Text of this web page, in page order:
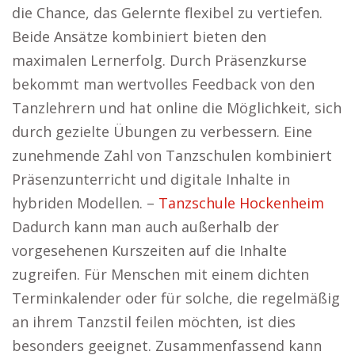
die Chance, das Gelernte flexibel zu vertiefen.
Beide Ansätze kombiniert bieten den
maximalen Lernerfolg. Durch Präsenzkurse
bekommt man wertvolles Feedback von den
Tanzlehrern und hat online die Möglichkeit, sich
durch gezielte Übungen zu verbessern. Eine
zunehmende Zahl von Tanzschulen kombiniert
Präsenzunterricht und digitale Inhalte in
hybriden Modellen. – Tanzschule Hockenheim
Dadurch kann man auch außerhalb der
vorgesehenen Kurszeiten auf die Inhalte
zugreifen. Für Menschen mit einem dichten
Terminkalender oder für solche, die regelmäßig
an ihrem Tanzstil feilen möchten, ist dies
besonders geeignet. Zusammenfassend kann